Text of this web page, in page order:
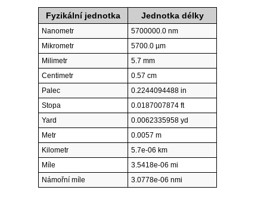
Fyzikální jednotka Jednotka délky
Nanometr
5700000.0 nm
Mikrometr
5700.0 µm
Milimetr
5.7 mm
Centimetr
0.57 cm
Palec
0.2244094488 in
Stopa
0.0187007874 ft
Yard
0.0062335958 yd
Metr
0.0057 m
Kilometr
5.7e-06 km
Míle
3.5418e-06 mi
Námořní míle
3.0778e-06 nmi